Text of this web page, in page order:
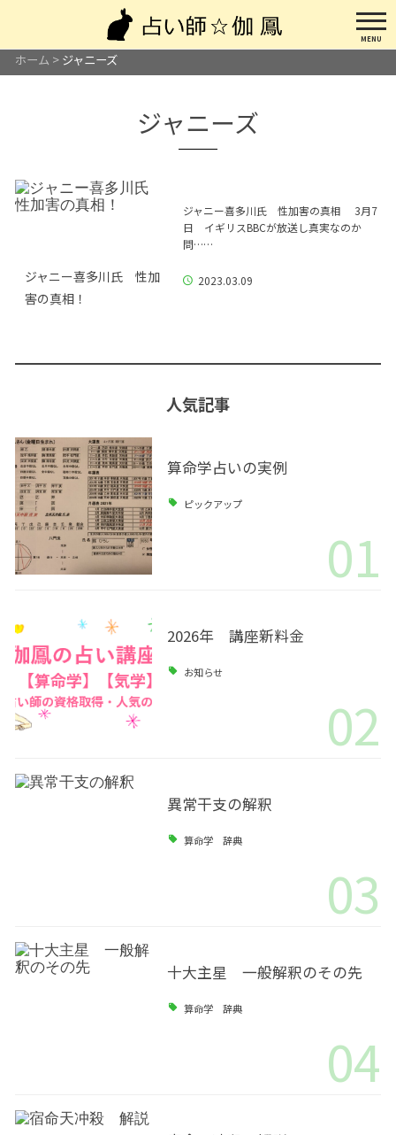
MENU
ホーム > ジャニーズ
ジャニーズ
ジャニー喜多川氏 性加
害の真相！
ジャニー喜多川氏 性加害の真相 3月7
日 イギリスBBCが放送し真実なのか
問……
2023.03.09
人気記事
算命学占いの実例
ピックアップ
01
2026年 講座新料金
お知らせ
02
異常干支の解釈
算命学 辞典
03
十大主星 一般解釈のその先
算命学 辞典
04